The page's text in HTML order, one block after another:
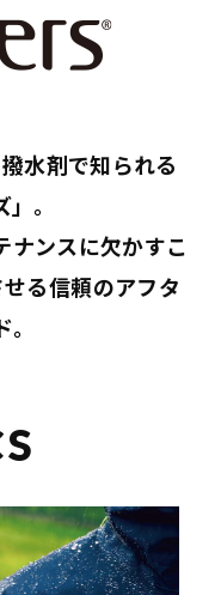
水剤で知られる
。
ナンスに欠かすこ
る信頼のアフタ